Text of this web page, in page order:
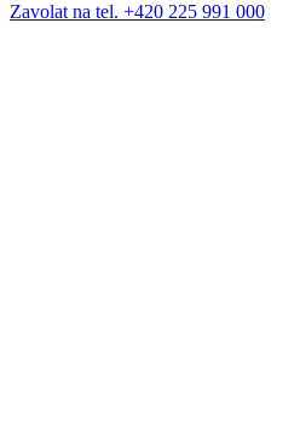
Zavolat na tel. +420 225 991 000